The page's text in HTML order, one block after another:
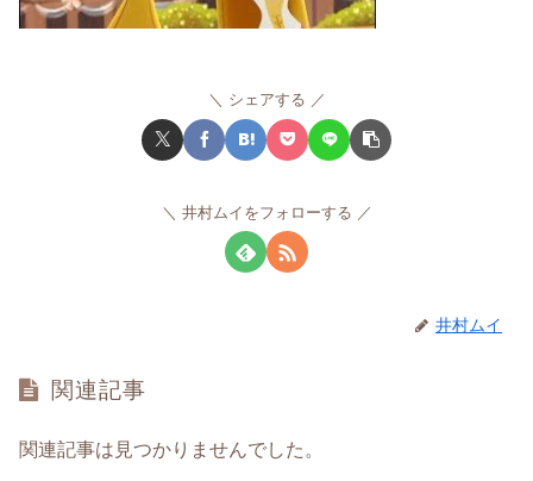
シェアする
井村ムイをフォローする
井村ムイ
関連記事
関連記事は見つかりませんでした。